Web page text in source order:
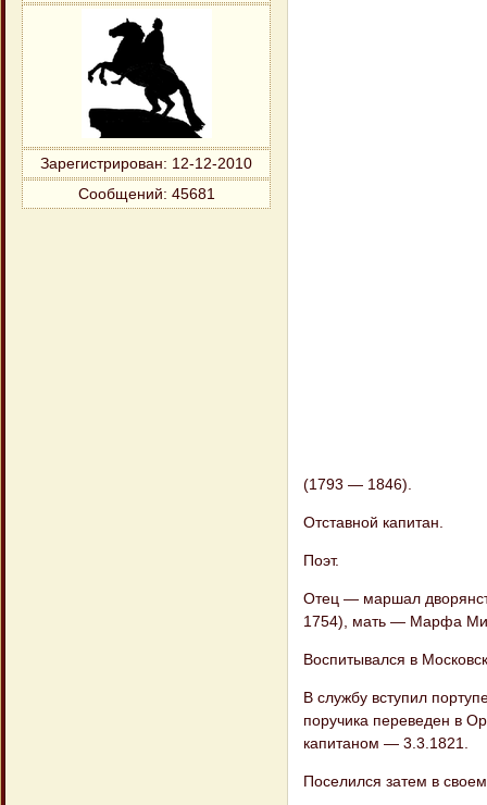
Зарегистрирован: 12-12-2010
Сообщений: 45681
(1793 — 1846).
Отставной капитан.
Поэт.
Отец — маршал
1754), мать — Марфа
Воспитывался в
В службу вступил
поручика переведен в
капитаном — 3.3.1821.
Поселился затем в